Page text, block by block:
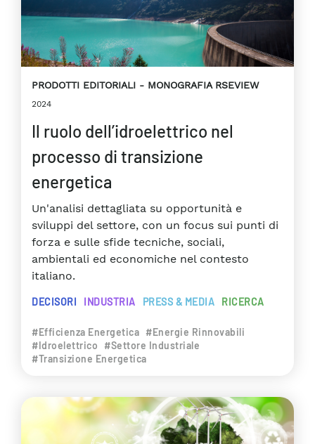
PRODOTTI EDITORIALI MONOGRAFIA RSEVIEW
2024
Il ruolo dell’idroelettrico nel
processo di transizione
energetica
Un'analisi dettagliata su opportunità e
sviluppi del settore, con un focus sui punti di
forza e sulle sfide tecniche, sociali,
ambientali ed economiche nel contesto
italiano.
DECISORI INDUSTRIA PRESS & MEDIA RICERCA
#Efficienza Energetica #Energie Rinnovabili
#Idroelettrico
#Settore Industriale
#Transizione Energetica